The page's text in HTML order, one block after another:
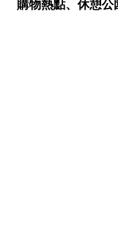
購物熱點、休憩